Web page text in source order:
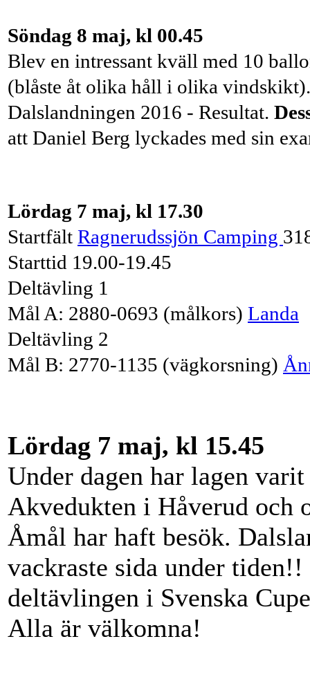
Söndag 8 maj, kl 00.45
Blev en intressant kväll med 10
(blåste åt olika håll i olika
Dalslandningen 2016 - Resultat.
att Daniel Berg lyckades med sin
Lördag 7 maj, kl 17.30
Startfält Ragnerudssjön Camping
Starttid 19.00-19.45
Deltävling 1
Mål A: 2880-0693 (målkors) Landa
Deltävling 2
Mål B: 2770-1135 (vägkorsning)
Lördag 7 maj, kl 15.45
Under dagen har lagen
Akvedukten i Håverud och
Åmål har haft besök.
vackraste sida under
deltävlingen i Svenska
Alla är välkomna!